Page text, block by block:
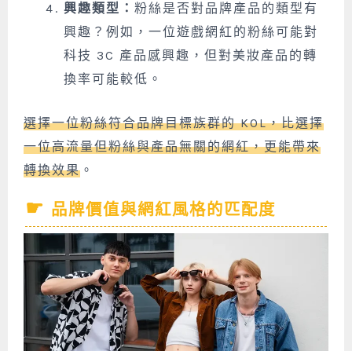
興趣類型： 粉絲是否對品牌產品的類型有
興趣？例如，一位遊戲網紅的粉絲可能對
科技 3C 產品感興趣，但對美妝產品的轉
換率可能較低。
選擇一位粉絲符合品牌目標族群的 KOL，比選擇
一位高流量但粉絲與產品無關的網紅，更能帶來
轉換效果 。
品牌價值與網紅風格的匹配度